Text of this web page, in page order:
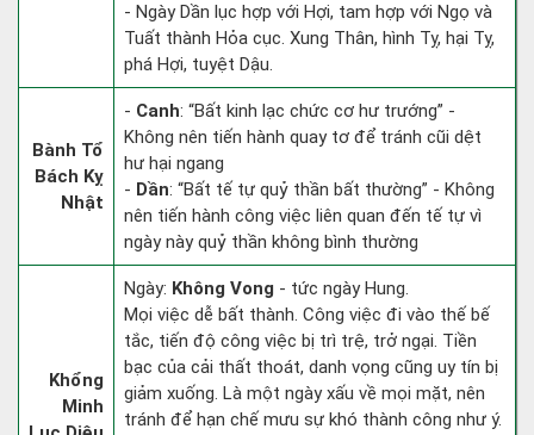
- Ngày Dần lục hợp với Hợi, tam hợp với Ngọ và
Tuất thành Hỏa cục. Xung Thân, hình Tỵ, hại Tỵ,
phá Hợi, tuyệt Dậu.
Bành Tổ
Bách Kỵ
Nhật
- Canh: “Bất kinh lạc chức cơ hư trướng” -
Không nên tiến hành quay tơ để tránh cũi dệt
hư hại ngang
- Dần: “Bất tế tự quỷ thần bất thường” - Không
nên tiến hành công việc liên quan đến tế tự vì
ngày này quỷ thần không bình thường
Khổng
Minh
Ngày: Không Vong - tức ngày Hung.
Mọi việc dễ bất thành. Công việc đi vào thế bế
tắc, tiến độ công việc bị trì trệ, trở ngại. Tiền
bạc của cải thất thoát, danh vọng cũng uy tín bị
giảm xuống. Là một ngày xấu về mọi mặt, nên
tránh để hạn chế mưu sự khó thành công như ý.